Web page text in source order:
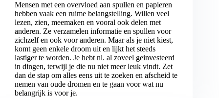
Mensen met een overvloed aan spullen en papieren
hebben vaak een ruime belangstelling. Willen veel
lezen, zien, meemaken en vooral ook delen met
anderen. Ze verzamelen informatie en spullen voor
zichzelf en ook voor anderen. Maar als je niet kiest,
komt geen enkele droom uit en lijkt het steeds
lastiger te worden. Je hebt nl. al zoveel geinvesteerd
in dingen, terwijl je die nu niet meer leuk vindt. Zet
dan de stap om alles eens uit te zoeken en afscheid te
nemen van oude dromen en te gaan voor wat nu
belangrijk is voor je.